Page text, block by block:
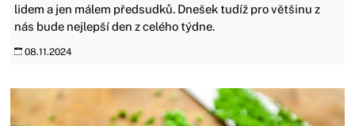
lidem a jen málem předsudků. Dnešek tudíž pro většinu z
nás bude nejlepší den z celého týdne.
08.11.2024